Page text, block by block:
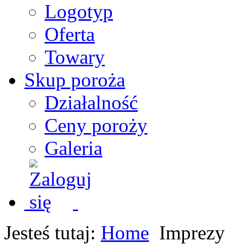
Logotyp
Oferta
Towary
Skup poroża
Działalność
Ceny poroży
Galeria
Jesteś tutaj: Home Imprezy